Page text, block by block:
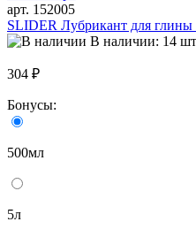
арт. 152005
SLIDER Лубрикант для
В наличии: 14 шт
304 ₽
Бонусы:
500мл
5л